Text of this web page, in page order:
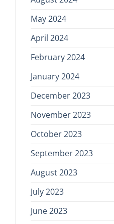
May 2024
April 2024
February 2024
January 2024
December 2023
November 2023
October 2023
September 2023
August 2023
July 2023
June 2023